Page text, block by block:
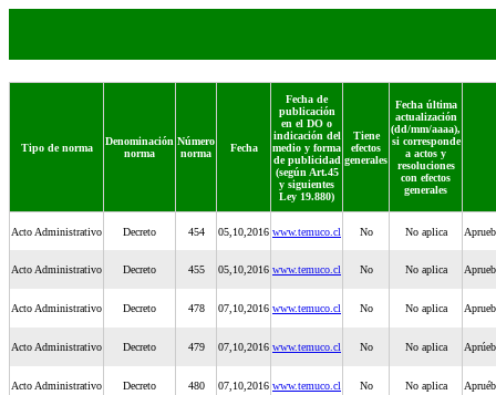
Tipo de norma
Denominación
norma
Número
norma
Fecha
Fecha de
publicación
en el DO o
indicación del
medio y forma
de publicidad
(según Art.45
y siguientes
Ley 19.880)
Tiene
efectos
generales
Fecha última
actualización
(dd/mm/aaaa),
si corresponde
a actos y
resoluciones
con efectos
generales
Acto Administrativo Decreto 454 05,10,2016 www.temuco.cl No No aplica
Acto Administrativo Decreto 455 05,10,2016 www.temuco.cl No No aplica
Acto Administrativo Decreto 478 07,10,2016 www.temuco.cl No No aplica
Acto Administrativo Decreto 479 07,10,2016 www.temuco.cl No No aplica
Acto Administrativo Decreto 480 07,10,2016 www.temuco.cl No No aplica